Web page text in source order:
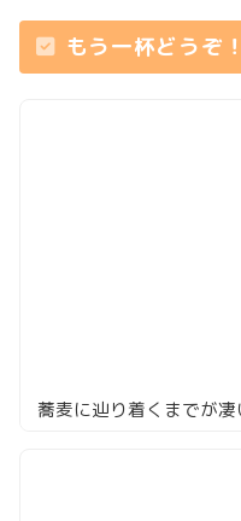
もう一杯どうぞ！